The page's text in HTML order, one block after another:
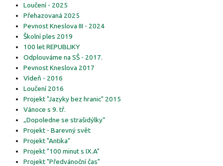
Loučení - 2025
Přehazovaná 2025
Pevnost Kneslova III - 2024
Školní ples 2019
100 let REPUBLIKY
Odplouváme na SŠ - 2017.
Pevnost Kneslova 2017
Vídeň - 2016
Loučení 2016
Projekt "Jazyky bez hranic" 2015
Vánoce s 9. tř.
„Dopoledne se strašidýlky“
Projekt - Barevný svět
Projekt "Antika"
Projekt "100 minut s IX.A"
Projekt "Předvánoční čas"